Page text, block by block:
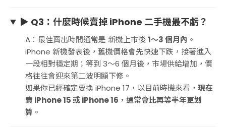
▶ Q3：什麼時候賣掉 iPhone 二手機最不虧？
A：最佳賣出時間通常是 新機上市後1～3 個月內 。
iPhone 新機發表後，舊機價格會先快速下跌，接著進入
一段相對穩定期；等到 3～6 個月後，市場供給增加，價
格往往會迎來第二波明顯下修。
如果你已經確定要換 iPhone 17，以目前時機來看， 現在
賣 iPhone 15 或 iPhone 16，通常會比再等半年更划
算 。